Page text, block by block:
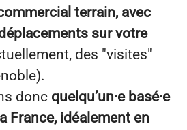
terrain, avec
sur votre
des "visites"
donc quelqu’un·e basé·e
France, idéalement en